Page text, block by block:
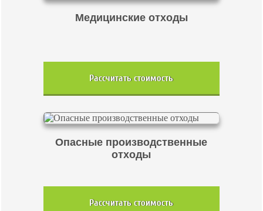
Медицинские отходы
Рассчитать стоимость
Опасные производственные
отходы
Рассчитать стоимость